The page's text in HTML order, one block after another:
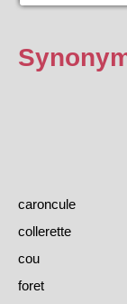
caroncule
collerette
cou
foret